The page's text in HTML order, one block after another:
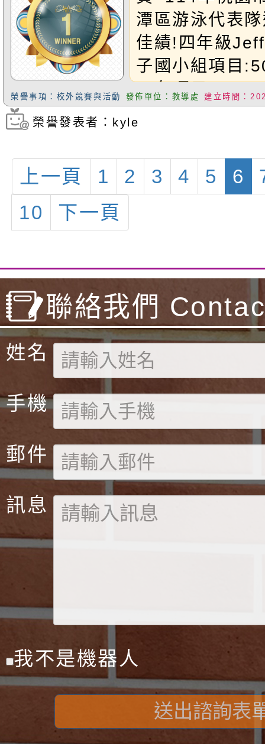
賽 勇獲佳績!
潭區游泳代表
佳績!四年級
子國小組項目
一名項目
項目:50M自由
組項目:50M蛙
目:100M蛙式
項目:50M自由
禧得獎同學！
榮譽事項：校外競賽與活動 發佈單位：教導處 建立時間：
瀏覽次數：1686
榮譽發表者：kyle
上一頁 1 2 3 4 5 6
10
下一頁
聯絡我們
姓名
手機
郵件
訊息
我不是機器人
送出諮詢表